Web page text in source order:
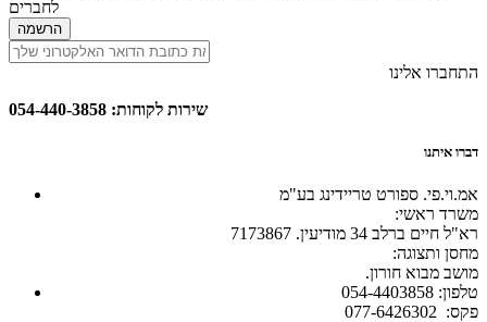
לחברים
הרשמה
התחברו אלינו
שירות לקוחות: 054-440-3858
דברו איתנו
אמ.וי.פי. ספורט טריידינג בע"מ
:משרד ראשי
רא"ל חיים ברלב 34 מודיעין. 7173867
:מחסן ותצוגה
.מושב מבוא חורון
054-4403858 :טלפון
077-6426302 :פקס